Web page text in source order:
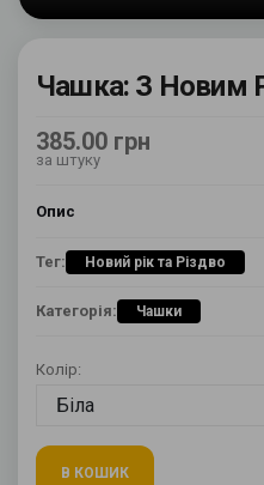
Чашка: З Новим
385.00 грн
за штуку
Опис
Тег: Новий рік та Різдво
Категорія: Чашки
Колір:
В КОШИК